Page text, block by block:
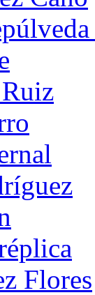
Flores